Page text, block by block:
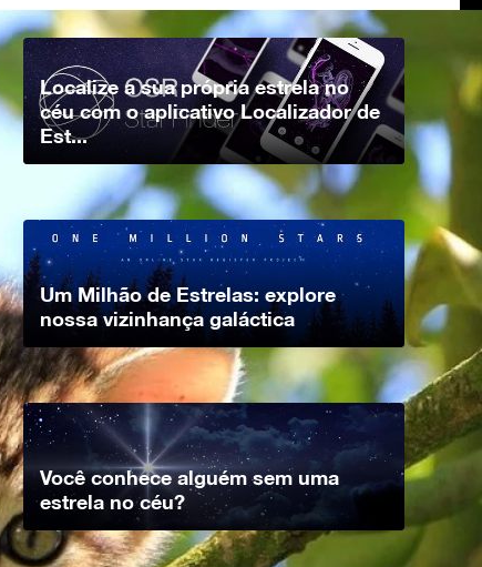
Localize a sua própria estrela no
céu com o aplicativo Localizador de
Est...
Um Milhão de Estrelas: explore
nossa vizinhança galáctica
Você conhece alguém sem uma
estrela no céu?